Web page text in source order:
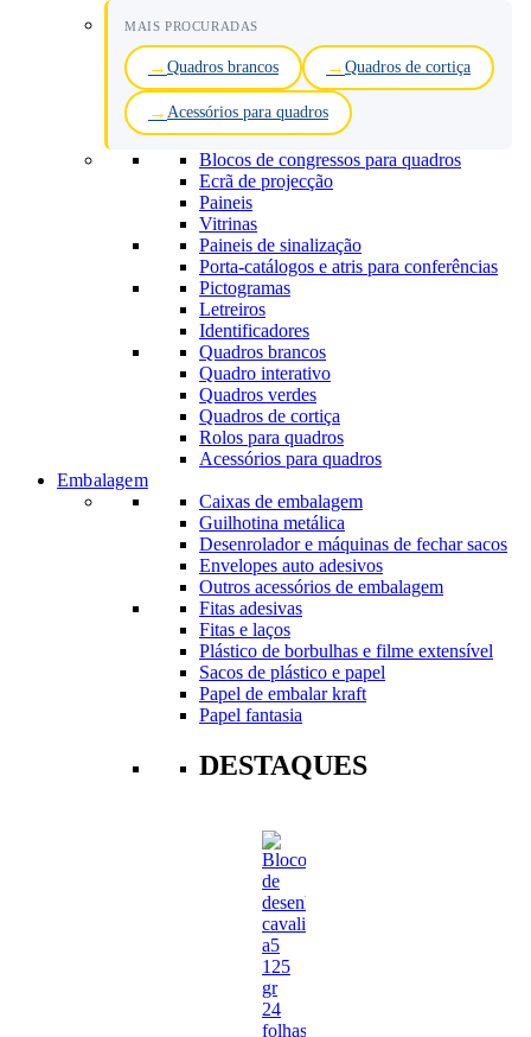
MAIS PROCURADAS
Quadros brancos Quadros de cortiça
Acessórios para quadros
Blocos de congressos para quadros
Ecrã de projecção
Paineis
Vitrinas
Paineis de sinalização
Porta-catálogos e atris para conferências
Pictogramas
Letreiros
Identificadores
Quadros brancos
Quadro interativo
Quadros verdes
Quadros de cortiça
Rolos para quadros
Acessórios para quadros
Embalagem
Caixas de embalagem
Guilhotina metálica
Desenrolador e máquinas de fechar sacos
Envelopes auto adesivos
Outros acessórios de embalagem
Fitas adesivas
Fitas e laços
Plástico de borbulhas e filme extensível
Sacos de plástico e papel
Papel de embalar kraft
Papel fantasia
DESTAQUES